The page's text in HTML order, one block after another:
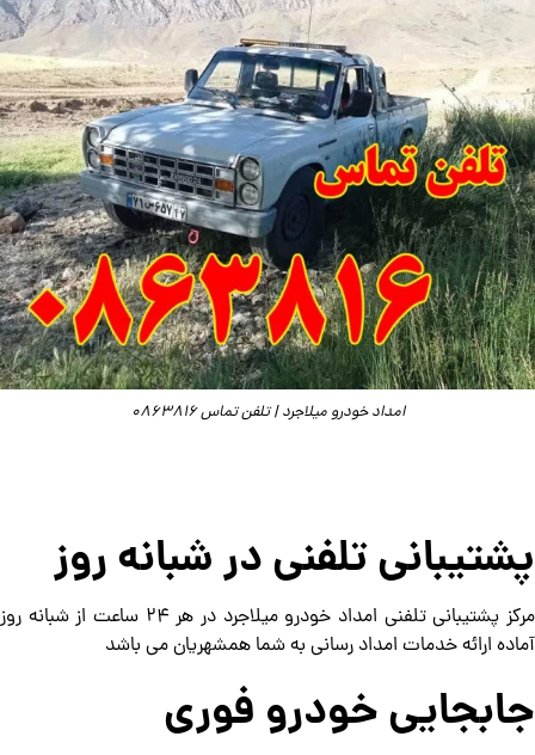
امداد خودرو میلاجرد | تلفن تماس 0863816
پشتیبانی تلفنی در شبانه روز
مرکز پشتیبانی تلفنی امداد خودرو میلاجرد در هر 24 ساعت از شبانه روز
آماده ارائه خدمات امداد رسانی به شما همشهریان می باشد
جابجایی خودرو فوری